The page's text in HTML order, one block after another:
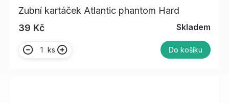
Zubní kartáček Atlantic phantom Hard
39 Kč
Skladem
ks Do košíku